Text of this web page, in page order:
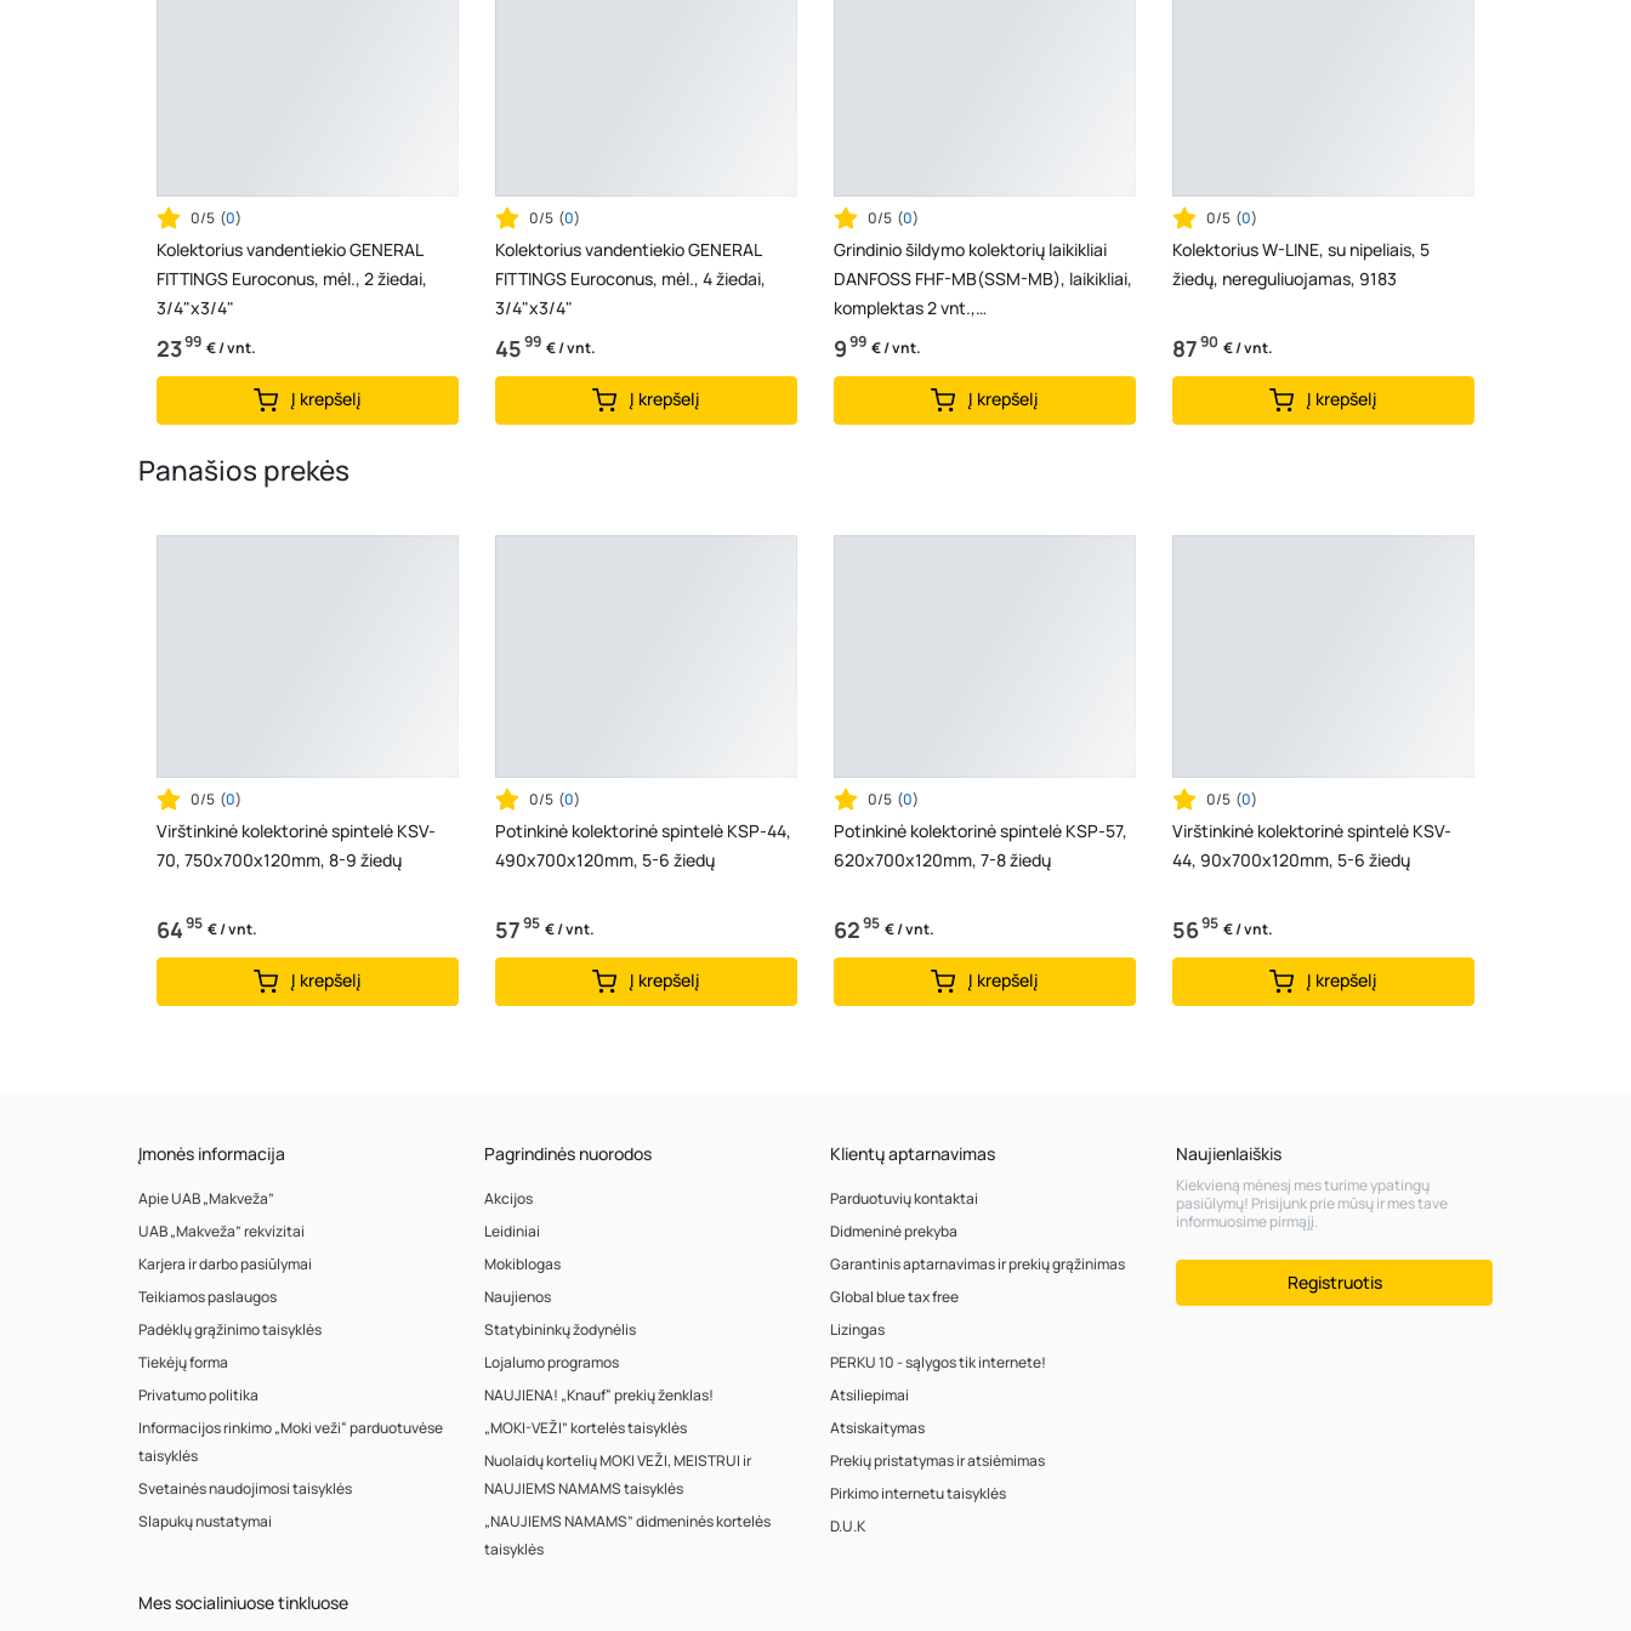
0/5 (0)
Kolektorius vandentiekio GENERAL
FITTINGS Euroconus, mėl., 2 žiedai,
3/4"x3/4"
2399 € / vnt.
Į krepšelį
0/5 (0)
Kolektorius vandentiekio GENERAL
FITTINGS Euroconus, mėl., 4 žiedai,
3/4"x3/4"
4599 € / vnt.
Į krepšelį
0/5 (0)
Grindinio šildymo kolektorių laikikliai
DANFOSS FHF-MB(SSM-MB), laikikliai,
komplektas 2 vnt.,
088U0585/088U0596
999 € / vnt.
Į krepšelį
0/5 (0)
Kolektorius W-LINE, su nipeliais, 5
žiedų, nereguliuojamas, 9183
8790 € / vnt.
Į krepšelį
Panašios prekės
0/5 (0)
Virštinkinė kolektorinė spintelė KSV-
70, 750x700x120mm, 8-9 žiedų
6495 € / vnt.
Į krepšelį
0/5 (0)
Potinkinė kolektorinė spintelė KSP-44,
490x700x120mm, 5-6 žiedų
5795 € / vnt.
Į krepšelį
0/5 (0)
Potinkinė kolektorinė spintelė KSP-57,
620x700x120mm, 7-8 žiedų
6295 € / vnt.
Į krepšelį
0/5 (0)
Virštinkinė kolektorinė spintelė KSV-
44, 90x700x120mm, 5-6 žiedų
5695 € / vnt.
Į krepšelį
Įmonės informacija
Apie UAB „Makveža”
UAB „Makveža” rekvizitai
Karjera ir darbo pasiūlymai
Teikiamos paslaugos
Padėklų grąžinimo taisyklės
Tiekėjų forma
Privatumo politika
Informacijos rinkimo „Moki veži“ parduotuvėse
taisyklės
Svetainės naudojimosi taisyklės
Slapukų nustatymai
Pagrindinės nuorodos
Akcijos
Leidiniai
Mokiblogas
Naujienos
Statybininkų žodynėlis
Lojalumo programos
NAUJIENA! „Knauf“ prekių ženklas!
„MOKI-VEŽI” kortelės taisyklės
Nuolaidų kortelių MOKI VEŽI, MEISTRUI ir
NAUJIEMS NAMAMS taisyklės
„NAUJIEMS NAMAMS” didmeninės kortelės
taisyklės
Klientų aptarnavimas
Parduotuvių kontaktai
Didmeninė prekyba
Garantinis aptarnavimas ir prekių grąžinimas
Global blue tax free
Lizingas
PERKU 10 - sąlygos tik internete!
Atsiliepimai
Atsiskaitymas
Prekių pristatymas ir atsiėmimas
Pirkimo internetu taisyklės
D.U.K
Mes socialiniuose tinkluose
Naujienlaiškis
Kiekvieną mėnesį mes turime ypatingų
pasiūlymų! Prisijunk prie mūsų ir mes tave
informuosime pirmąjį.
Registruotis